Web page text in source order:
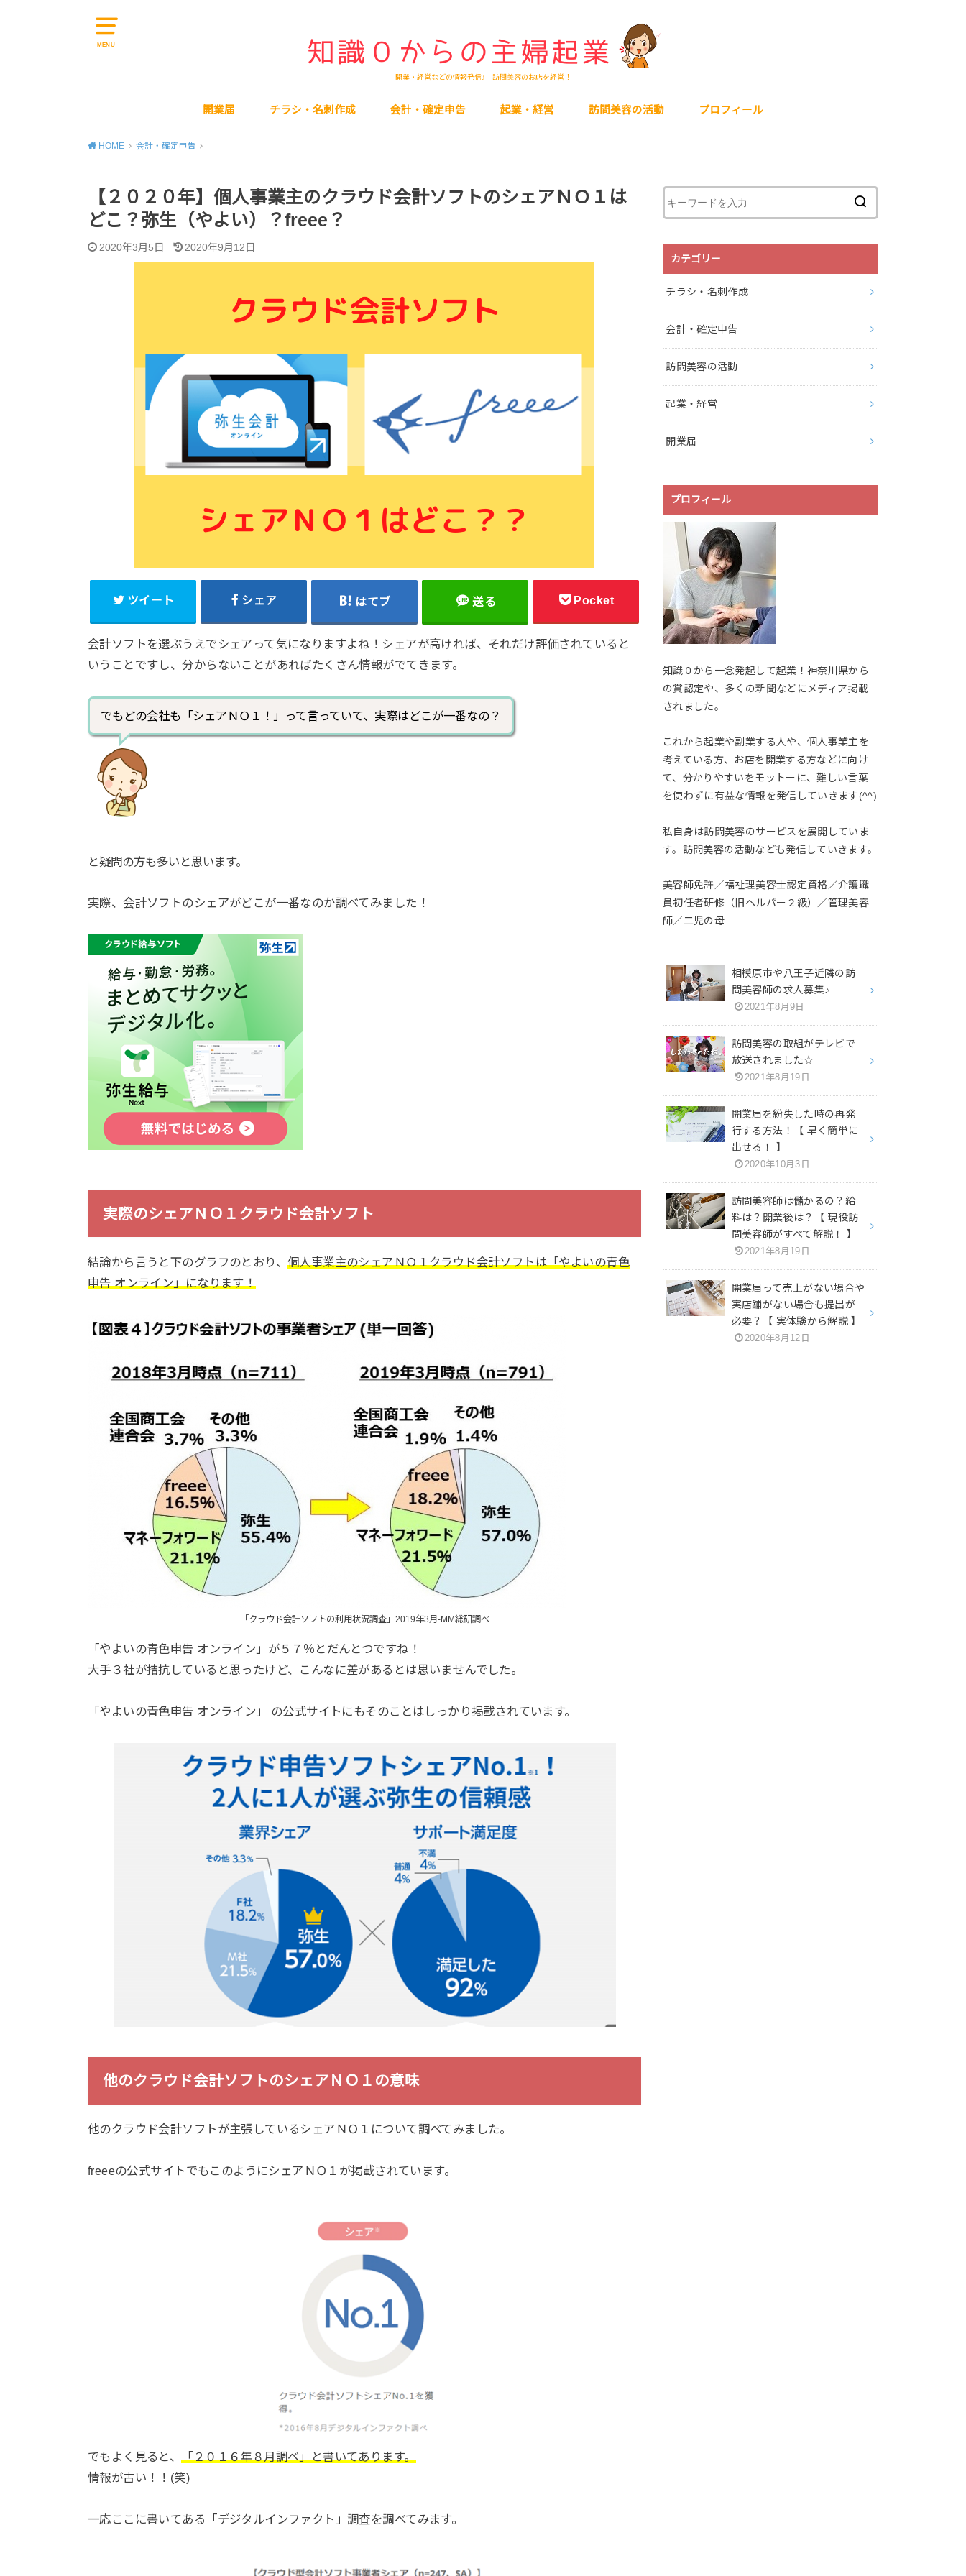
MENU
開業・経営などの情報発信♪｜訪問美容のお店を経営！
開業届 チラシ・名刺作成 会計・確定申告 起業・経営 訪問美容の活動 プロフィール
HOME 会計・確定申告
【２０２０年】個人事業主のクラウド会計ソフトのシェアＮＯ１は
どこ？弥生（やよい）？freee？
2020年3月5日 2020年9月12日
ツイート シェア はてブ 送る Pocket
会計ソフトを選ぶうえでシェアって気になりますよね！シェアが高ければ、それだけ評価されていると
いうことですし、分からないことがあればたくさん情報がでてきます。
でもどの会社も「シェアＮＯ１！」って言っていて、実際はどこが一番なの？
と疑問の方も多いと思います。
実際、会計ソフトのシェアがどこが一番なのか調べてみました！
実際のシェアＮＯ１クラウド会計ソフト
結論から言うと下のグラフのとおり、個人事業主のシェアＮＯ１クラウド会計ソフトは「やよいの青色
申告 オンライン」になります！
「クラウド会計ソフトの利用状況調査」2019年3月-MM総研調べ
「やよいの青色申告 オンライン」が５７％とだんとつですね！
大手３社が拮抗していると思ったけど、こんなに差があるとは思いませんでした。
「やよいの青色申告 オンライン」 の公式サイトにもそのことはしっかり掲載されています。
他のクラウド会計ソフトのシェアＮＯ１の意味
他のクラウド会計ソフトが主張しているシェアＮＯ１について調べてみました。
freeeの公式サイトでもこのようにシェアＮＯ１が掲載されています。
でもよく見ると、「２０１６年８月調べ」と書いてあります。
情報が古い！！(笑)
一応ここに書いてある「デジタルインファクト」調査を調べてみます。
カテゴリー
チラシ・名刺作成
会計・確定申告
訪問美容の活動
起業・経営
開業届
プロフィール
知識０から一念発起して起業！神奈川県から
の賞認定や、多くの新聞などにメディア掲載
されました。
これから起業や副業する人や、個人事業主を
考えている方、お店を開業する方などに向け
て、分かりやすいをモットーに、難しい言葉
を使わずに有益な情報を発信していきます(^^)
私自身は訪問美容のサービスを展開していま
す。訪問美容の活動なども発信していきます。
美容師免許／福祉理美容士認定資格／介護職
員初任者研修（旧ヘルパー２級）／管理美容
師／二児の母
相模原市や八王子近隣の訪
問美容師の求人募集♪
2021年8月9日
訪問美容の取組がテレビで
放送されました☆
2021年8月19日
開業届を紛失した時の再発
行する方法！【 早く簡単に
出せる！ 】
2020年10月3日
訪問美容師は儲かるの？給
料は？開業後は？【 現役訪
問美容師がすべて解説！ 】
2021年8月19日
開業届って売上がない場合や
実店舗がない場合も提出が
必要？【 実体験から解説 】
2020年8月12日